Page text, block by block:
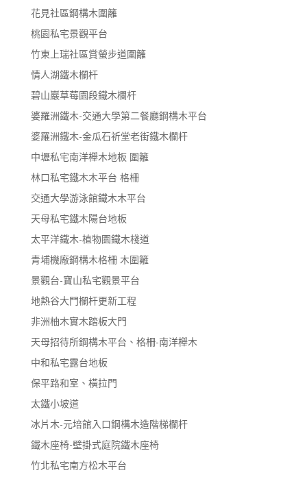
花見社區鋼構木圍籬
桃園私宅景觀平台
竹東上瑞社區賞螢步道圍籬
情人湖鐵木欄杆
碧山巖草莓園段鐵木欄杆
婆羅洲鐵木-交通大學第二餐廳鋼構木平台
婆羅洲鐵木-金瓜石祈堂老街鐵木欄杆
中壢私宅南洋櫸木地板 圍籬
林口私宅鐵木木平台 格柵
交通大學游泳館鐵木木平台
天母私宅鐵木陽台地板
太平洋鐵木-植物園鐵木棧道
青埔機廠鋼構木格柵 木圍籬
景觀台-寶山私宅觀景平台
地熱谷大門欄杆更新工程
非洲柚木實木踏板大門
天母招待所鋼構木平台、格柵-南洋櫸木
中和私宅露台地板
保平路和室、橫拉門
太鐵小坡道
冰片木-元培館入口鋼構木造階梯欄杆
鐵木座椅-壁掛式庭院鐵木座椅
竹北私宅南方松木平台